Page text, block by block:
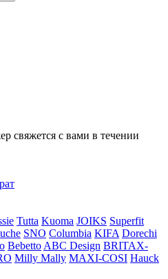
свяжется с вами в течении
Tutta Kuoma JOIKS Superfit
SNO Columbia KIFA Dorechi
Bebetto ABC Design BRITAX-
Milly Mally MAXI-COSI Hauck